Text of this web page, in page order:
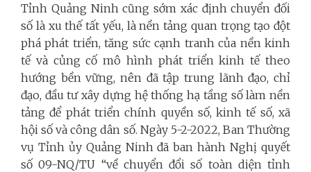
Tỉnh Quảng Ninh cũng sớm xác định chuyển đối
số là xu thế tất yếu, là nền tảng quan trọng tạo đột
phá phát triển, tăng sức cạnh tranh của nền kinh
tế và củng cố mô hình phát triển kinh tế theo
hướng bền vững, nên đã tập trung lãnh đạo, chỉ
đạo, đầu tư xây dựng hệ thống hạ tầng số làm nền
tảng để phát triển chính quyền số, kinh tế số, xã
hội số và công dân số. Ngày 5-2-2022, Ban Thường
vụ Tỉnh ủy Quảng Ninh đã ban hành Nghị quyết
số 09-NQ/TU “về chuyển đổi số toàn diện tỉnh